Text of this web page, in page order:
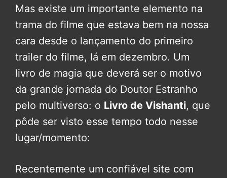
Mas existe um importante elemento na
trama do filme que estava bem na nossa
cara desde o lançamento do primeiro
trailer do filme, lá em dezembro. Um
livro de magia que deverá ser o motivo
da grande jornada do Doutor Estranho
pelo multiverso: o Livro de Vishanti, que
pôde ser visto esse tempo todo nesse
lugar/momento:
Recentemente um confiável site com